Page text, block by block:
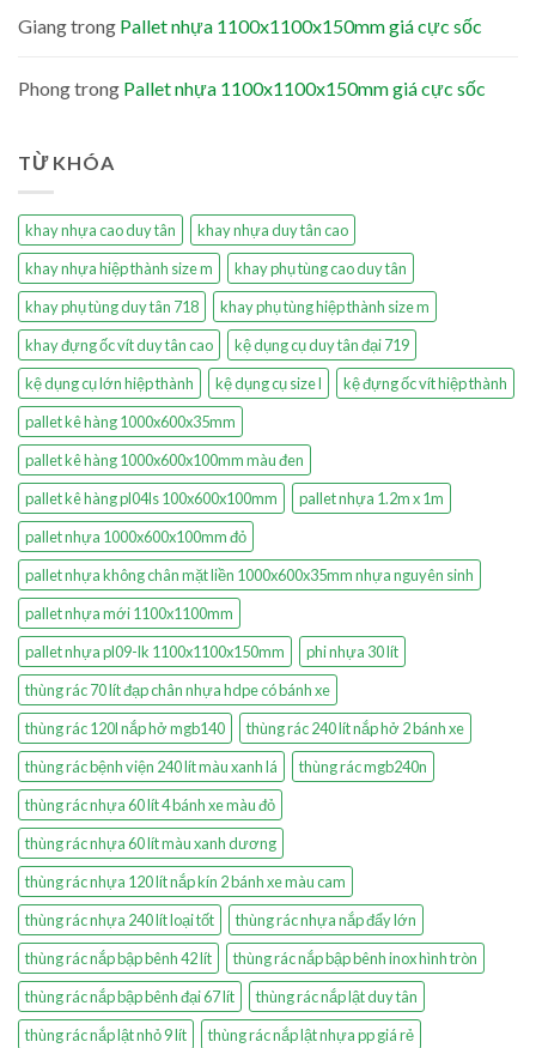
Giangtrong Pallet nhựa 1100x1100x150mm giá cực sốc
Phongtrong Pallet nhựa 1100x1100x150mm giá cực sốc
TỪ KHÓA
khay nhựa cao duy tân
khay nhựa duy tân cao
khay nhựa hiệp thành size m
khay phụ tùng cao duy tân
khay phụ tùng duy tân 718
khay phụ tùng hiệp thành size m
khay đựng ốc vít duy tân cao
kệ dụng cụ duy tân đại 719
kệ dụng cụ lớn hiệp thành
kệ dụng cụ size l
kệ đựng ốc vít hiệp thành
pallet kê hàng 1000x600x35mm
pallet kê hàng 1000x600x100mm màu đen
pallet kê hàng pl04ls 100x600x100mm
pallet nhựa 1.2m x 1m
pallet nhựa 1000x600x100mm đỏ
pallet nhựa không chân mặt liền 1000x600x35mm nhựa nguyên sinh
pallet nhựa mới 1100x1100mm
pallet nhựa pl09-lk 1100x1100x150mm
phi nhựa 30 lít
thùng rác 70 lít đạp chân nhựa hdpe có bánh xe
thùng rác 120l nắp hở mgb140
thùng rác 240 lít nắp hở 2 bánh xe
thùng rác bệnh viện 240 lít màu xanh lá
thùng rác mgb240n
thùng rác nhựa 60 lít 4 bánh xe màu đỏ
thùng rác nhựa 60 lít màu xanh dương
thùng rác nhựa 120 lít nắp kín 2 bánh xe màu cam
thùng rác nhựa 240 lít loại tốt
thùng rác nhựa nắp đẩy lớn
thùng rác nắp bập bênh 42 lít
thùng rác nắp bập bênh inox hình tròn
thùng rác nắp bập bênh đại 67 lít
thùng rác nắp lật duy tân
thùng rác nắp lật nhỏ 9 lít
thùng rác nắp lật nhựa pp giá rẻ